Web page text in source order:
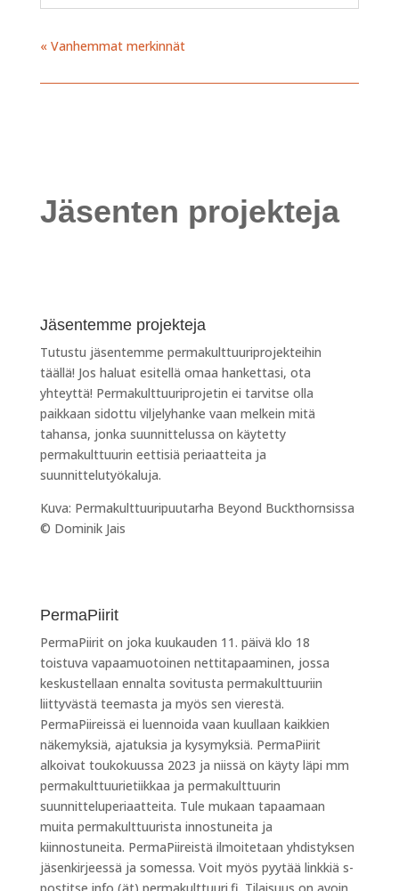
« Vanhemmat merkinnät
Jäsenten projekteja
Jäsentemme projekteja
Tutustu jäsentemme permakulttuuriprojekteihin
täällä! Jos haluat esitellä omaa hankettasi, ota
yhteyttä! Permakulttuuriprojetin ei tarvitse olla
paikkaan sidottu viljelyhanke vaan melkein mitä
tahansa, jonka suunnittelussa on käytetty
permakulttuurin eettisiä periaatteita ja
suunnittelutyökaluja.
Kuva: Permakulttuuripuutarha Beyond Buckthornsissa
© Dominik Jais
PermaPiirit
PermaPiirit on joka kuukauden 11. päivä klo 18
toistuva vapaamuotoinen nettitapaaminen, jossa
keskustellaan ennalta sovitusta permakulttuuriin
liittyvästä teemasta ja myös sen vierestä.
PermaPiireissä ei luennoida vaan kuullaan kaikkien
näkemyksiä, ajatuksia ja kysymyksiä. PermaPiirit
alkoivat toukokuussa 2023 ja niissä on käyty läpi mm
permakulttuurietiikkaa ja permakulttuurin
suunnitteluperiaatteita. Tule mukaan tapaamaan
muita permakulttuurista innostuneita ja
kiinnostuneita. PermaPiireistä ilmoitetaan yhdistyksen
jäsenkirjeessä ja somessa. Voit myös pyytää linkkiä s-
postitse info (ät) permakulttuuri.fi. Tilaisuus on avoin